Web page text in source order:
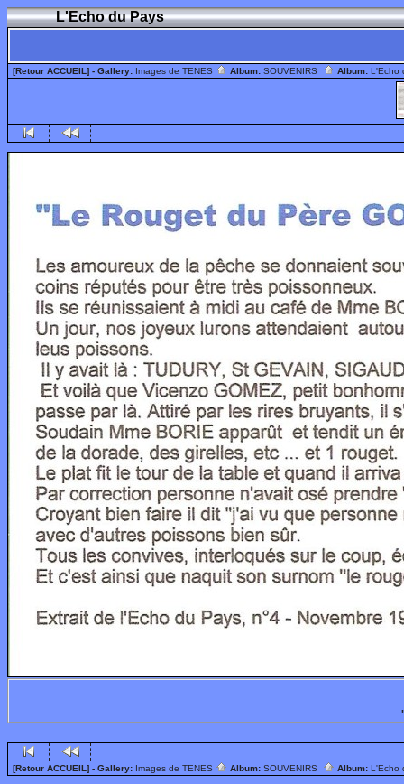
L'Echo du Pays
[Retour ACCUEIL] - Gallery: Images de TENES Album: SOUVENIRS Album: L'Echo
[Retour ACCUEIL] - Gallery: Images de TENES Album: SOUVENIRS Album: L'Echo